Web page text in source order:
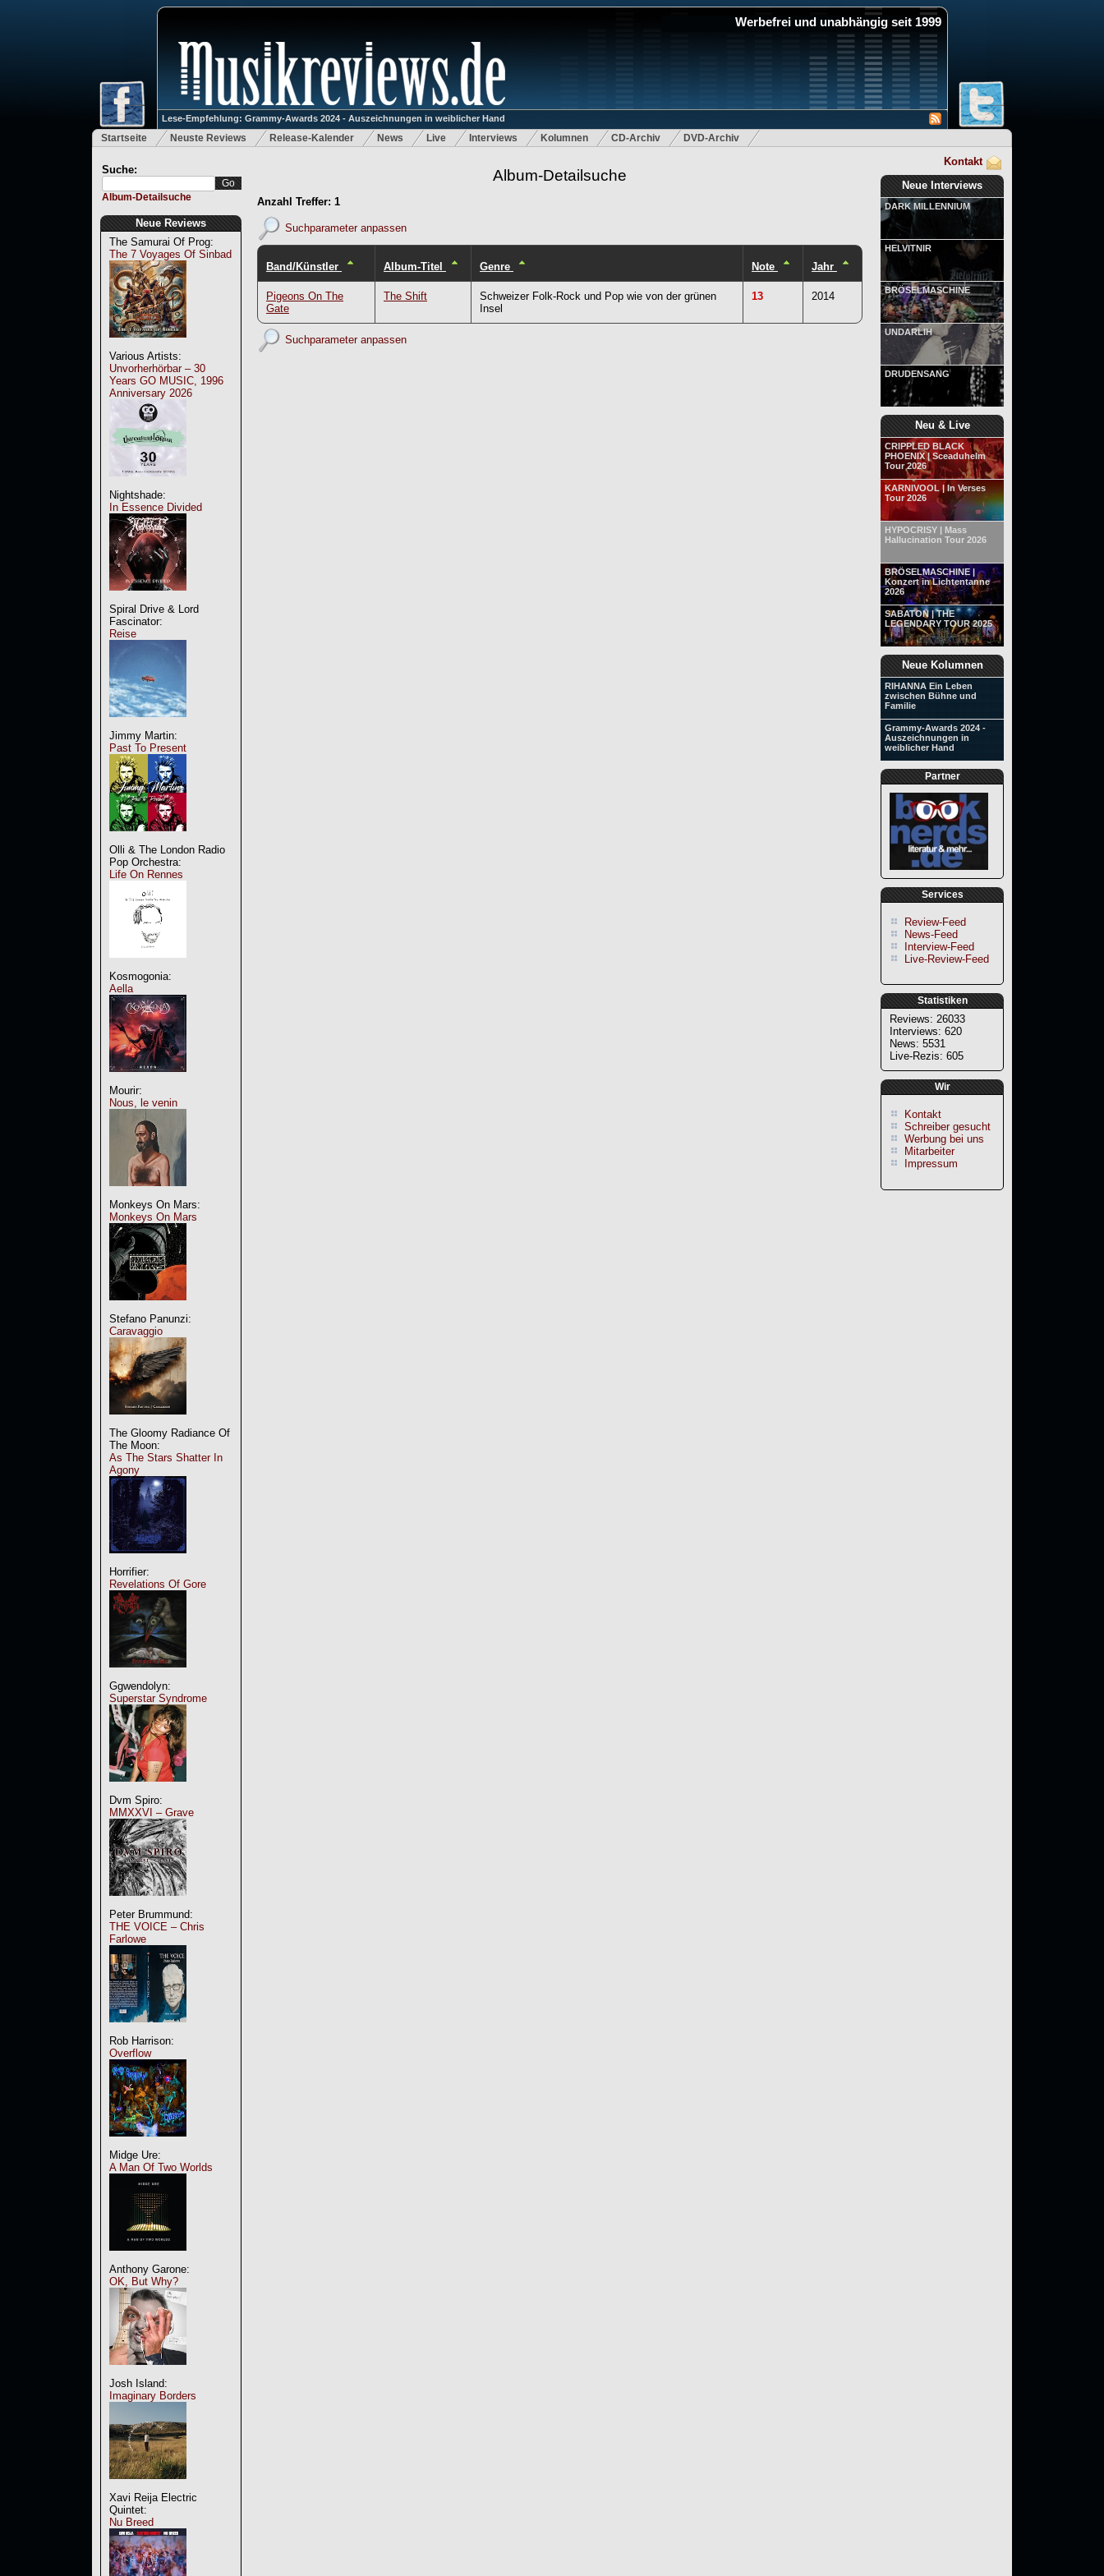
Werbefrei und unabhängig seit 1999
Lese-Empfehlung: Grammy-Awards 2024 - Auszeichnungen in weiblicher Hand
Startseite Neuste Reviews Release-Kalender News Live Interviews Kolumnen CD-Archiv DVD-Archiv
Suche:
Album-Detailsuche
Neue Reviews
The Samurai Of Prog:
The 7 Voyages Of Sinbad
Various Artists:
Unvorherhörbar – 30
Years GO MUSIC, 1996
Anniversary 2026
Nightshade:
In Essence Divided
Spiral Drive & Lord
Fascinator:
Reise
Jimmy Martin:
Past To Present
Olli & The London Radio
Pop Orchestra:
Life On Rennes
Kosmogonia:
Aella
Mourir:
Nous, le venin
Monkeys On Mars:
Monkeys On Mars
Stefano Panunzi:
Caravaggio
The Gloomy Radiance Of
The Moon:
As The Stars Shatter In
Agony
Horrifier:
Revelations Of Gore
Ggwendolyn:
Superstar Syndrome
Dvm Spiro:
MMXXVI – Grave
Peter Brummund:
THE VOICE – Chris
Farlowe
Rob Harrison:
Overflow
Midge Ure:
A Man Of Two Worlds
Anthony Garone:
OK, But Why?
Josh Island:
Imaginary Borders
Xavi Reija Electric
Quintet:
Nu Breed
Kontakt
Neue Interviews
DARK MILLENNIUM
HELVITNIR
BRÖSELMASCHINE
UNDARLIH
DRUDENSANG
Neu & Live
CRIPPLED BLACK
PHOENIX | Sceaduhelm
Tour 2026
KARNIVOOL | In Verses
Tour 2026
HYPOCRISY | Mass
Hallucination Tour 2026
BRÖSELMASCHINE |
Konzert in Lichtentanne
2026
SABATON | THE
LEGENDARY TOUR 2025
Neue Kolumnen
RIHANNA Ein Leben
zwischen Bühne und
Familie
Grammy-Awards 2024 -
Auszeichnungen in
weiblicher Hand
Partner
Services
Review-Feed
News-Feed
Interview-Feed
Live-Review-Feed
Statistiken
Reviews: 26033
Interviews: 620
News: 5531
Live-Rezis: 605
Wir
Kontakt
Schreiber gesucht
Werbung bei uns
Mitarbeiter
Impressum
Album-Detailsuche
Anzahl Treffer: 1
Suchparameter anpassen
Band/Künstler Album-Titel Genre Note Jahr
Pigeons On The
Gate
The Shift
Schweizer Folk-Rock und Pop wie von der grünen
Insel
13 2014
Suchparameter anpassen